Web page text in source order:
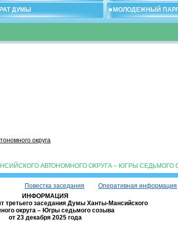
ДУМЫ МОЛОДЕЖНЫЙ
округа
АВТОНОМНОГО ОКРУГА – ЮГРЫ СЕДЬМОГО
Оперативная информация
Повестка заседания
ИНФОРМАЦИЯ
третьего заседания Думы Ханты-Мансийского
округа – Югры седьмого созыва
от 23 декабря 2025 года